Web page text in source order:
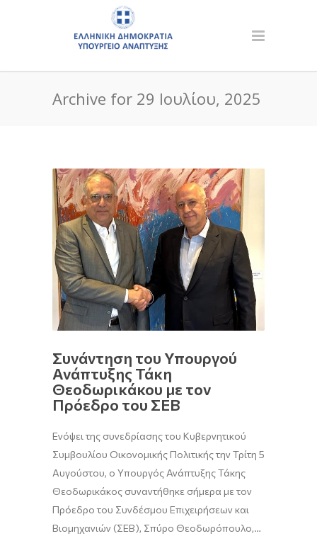
Archive for 29 Ιουλίου, 2025
Συνάντηση του Υπουργού
Ανάπτυξης Τάκη
Θεοδωρικάκου με τον
Πρόεδρο του ΣΕΒ
Ενόψει της συνεδρίασης του Κυβερνητικού
Συμβουλίου Οικονομικής Πολιτικής την Τρίτη 5
Αυγούστου, ο Υπουργός Ανάπτυξης Τάκης
Θεοδωρικάκος συναντήθηκε σήμερα με τον
Πρόεδρο του Συνδέσμου Επιχειρήσεων και
Βιομηχανιών (ΣΕΒ), Σπύρο Θεοδωρόπουλο,…